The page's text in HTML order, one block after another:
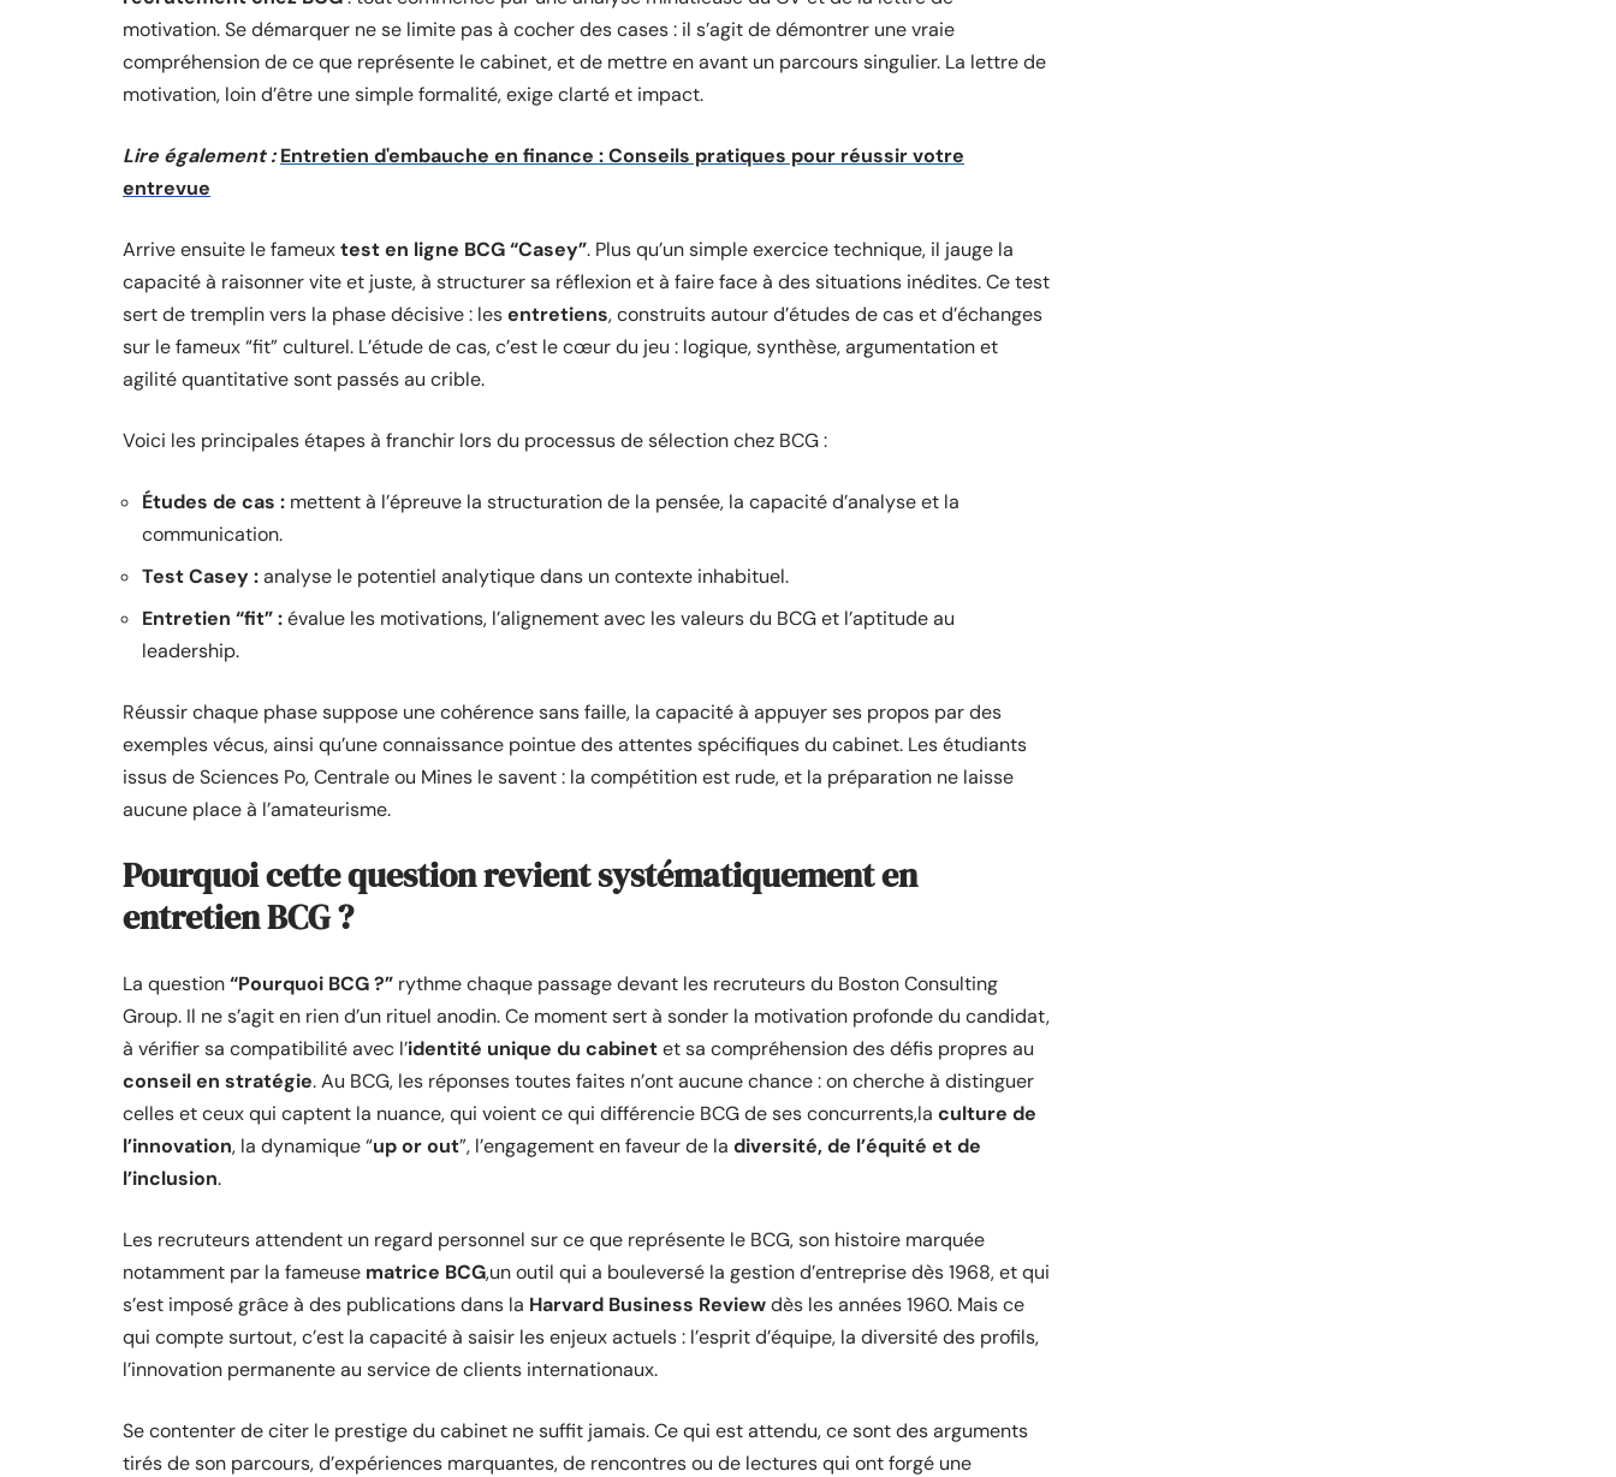
motivation. Se démarquer ne se limite pas à cocher des cases : il s’agit de démontrer une vraie
compréhension de ce que représente le cabinet, et de mettre en avant un parcours singulier. La lettre de
motivation, loin d’être une simple formalité, exige clarté et impact.
Lire également : Entretien d'embauche en finance : Conseils pratiques pour réussir votre
entrevue
Arrive ensuite le fameuxtest en ligne BCG “Casey”. Plus qu’un simple exercice technique, il jauge la
capacité à raisonner vite et juste, à structurer sa réflexion et à faire face à des situations inédites. Ce test
sert de tremplin vers la phase décisive : lesentretiens, construits autour d’études de cas et d’échanges
sur le fameux “fit” culturel. L’étude de cas, c’est le cœur du jeu : logique, synthèse, argumentation et
agilité quantitative sont passés au crible.
Voici les principales étapes à franchir lors du processus de sélection chez BCG :
Études de cas : mettent à l’épreuve la structuration de la pensée, la capacité d’analyse et la
communication.
Test Casey :analyse le potentiel analytique dans un contexte inhabituel.
Entretien “fit” :évalue les motivations, l’alignement avec les valeurs du BCG et l’aptitude au
leadership.
Réussir chaque phase suppose une cohérence sans faille, la capacité à appuyer ses propos par des
exemples vécus, ainsi qu’une connaissance pointue des attentes spécifiques du cabinet. Les étudiants
issus de Sciences Po, Centrale ou Mines le savent : la compétition est rude, et la préparation ne laisse
aucune place à l’amateurisme.
Pourquoi cette question revient systématiquement en
entretien BCG ?
La question“Pourquoi BCG ?” rythme chaque passage devant les recruteurs du Boston Consulting
Group. Il ne s’agit en rien d’un rituel anodin. Ce moment sert à sonder la motivation profonde du candidat,
à vérifier sa compatibilité avec l’identité unique du cabinetet sa compréhension des défis propres au
conseil en stratégie. Au BCG, les réponses toutes faites n’ont aucune chance : on cherche à distinguer
celles et ceux qui captent la nuance, qui voient ce qui différencie BCG de ses concurrents,la culture de
l’innovation, la dynamique “up or out”, l’engagement en faveur de la diversité, de l’équité et de
l’inclusion.
Les recruteurs attendent un regard personnel sur ce que représente le BCG, son histoire marquée
notamment par la fameuse matrice BCG,un outil qui a bouleversé la gestion d’entreprise dès 1968, et qui
s’est imposé grâce à des publications dans la Harvard Business Reviewdès les années 1960. Mais ce
qui compte surtout, c’est la capacité à saisir les enjeux actuels : l’esprit d’équipe, la diversité des profils,
l’innovation permanente au service de clients internationaux.
Se contenter de citer le prestige du cabinet ne suffit jamais. Ce qui est attendu, ce sont des arguments
tirés de son parcours, d’expériences marquantes, de rencontres ou de lectures qui ont forgé une